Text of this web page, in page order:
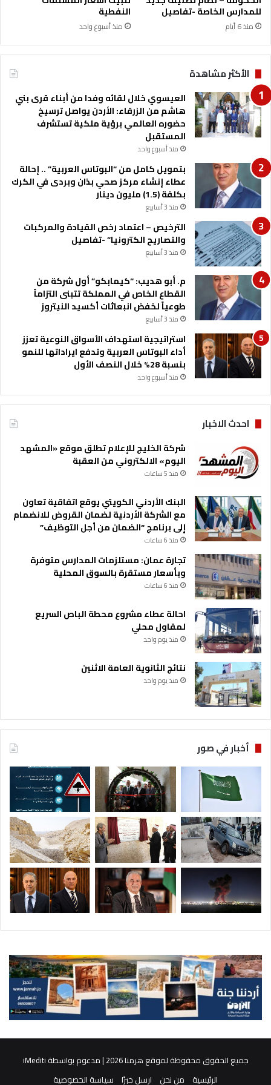
ي
ج
م
خ
ا
ل
ف
ة
ح
م
ن
ا
ل
م
ل
ك
ا
و
ي
ع
ق
ق
ر
ا
ن
ن
ج
ل
ه
م
ز
ة
للمدارس الخاصة -تفاصيل
منذ 6 أيام
النفطية
منذ أسبوع واحد
الأكثر مشاهدة
العيسوي خلال لقائه وفدا من أبناء قرى بني
هاشم من الزرقاء: الأردن يواصل ترسيخ
حضوره العالمي برؤية ملكية تستشرف
المستقبل
منذ أسبوع واحد
بتمويل كامل من “البوتاس العربية” .. إحالة
عطاء إنشاء مركز صحي بذان وبردى في الكرك
بكلفة (1.5) مليون دينار
منذ 3 أسابيع
الترخيص – اعتماد رخص القيادة والمركبات
والتصاريح الكترونيا” -تفاصيل
منذ 3 أسابيع
م. أبو هديب: “كيمابكو” أول شركة من
القطاع الخاص في المملكة تتبنى التزاماً
طوعياً لخفض انبعاثات أكسيد النيتروز
منذ 3 أسابيع
استراتيجية استهداف الأسواق النوعية تعزز
أداء البوتاس العربية وتدفع ايراداتها للنمو
بنسبة 28% خلال النصف الأول
منذ أسبوع واحد
احدث الاخبار
شركة الخليج للإعلام تطلق موقع «المشهد
اليوم» الالكتروني من العقبة
منذ 5 ساعات
البنك الأردني الكويتي يوقع اتفاقية تعاون
مع الشركة الأردنية لضمان القروض للانضمام
إلى برنامج “الضمان من أجل التوظيف”
منذ 6 ساعات
تجارة عمان: مستلزمات المدارس متوفرة
وبأسعار مستقرة بالسوق المحلية
منذ 6 ساعات
احالة عطاء مشروع محطة الباص السريع
لمقاول محلي
منذ يوم واحد
نتائج الثانوية العامة الاثنين
منذ يوم واحد
أخبار في صور
جميع الحقوق محفوظة لموقع هرمنا 2026 | مدعوم بواسطة
iMediti
الرئيسية
من نحن ارسل خبرًا سياسة الخصوصية